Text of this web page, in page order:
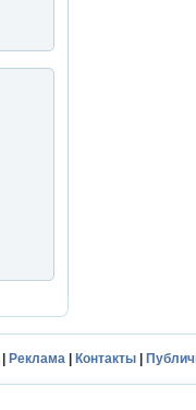
Реклама Контакты